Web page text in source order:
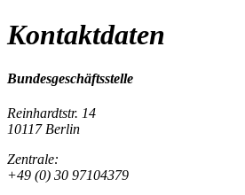
Kontaktdaten
Bundesgeschäftsstelle
Reinhardtstr. 14
10117 Berlin
Zentrale:
+49 (0) 30 97104379